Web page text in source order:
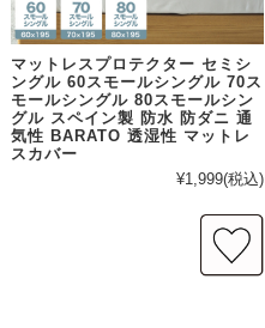
マットレスプロテクター セミシ
ングル 60スモールシングル 70ス
モールシングル 80スモールシン
グル スペイン製 防水 防ダニ 通
気性 BARATO 透湿性 マットレ
スカバー
¥1,999(税込)